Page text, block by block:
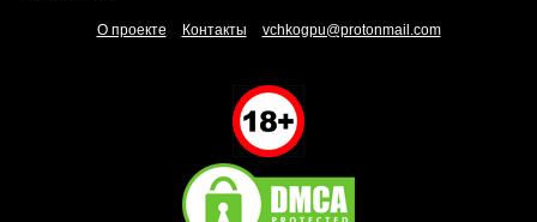
О проекте Контакты vchkogpu@protonmail.com